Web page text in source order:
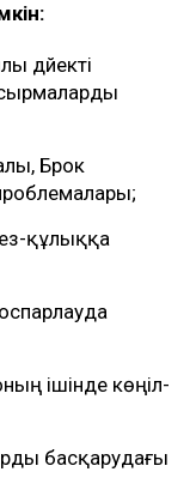
дәйекті
Брок
құлыққа
ішінде көңіл-
басқарудағы